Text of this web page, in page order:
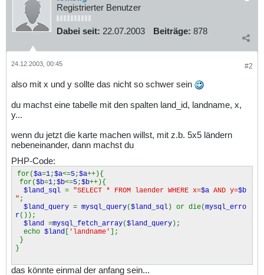
Registrierter Benutzer
Dabei seit: 22.07.2003 Beiträge: 878
#2
24.12.2003, 00:45
also mit x und y sollte das nicht so schwer sein
du machst eine tabelle mit den spalten land_id, landname, x,
y...
wenn du jetzt die karte machen willst, mit z.b. 5x5 ländern
nebeneinander, dann machst du
PHP-Code:
for($a=1;$a<=5;$a++){
for($b=1;$b<=5;$b++){
$land_sql = "SELECT * FROM laender WHERE x=$a AND y=$b
" ;
$land_query = mysql_query($land_sql) or die(mysql_erro
r());
$land =mysql_fetch_array($land_query);
echo $land [ 'landname' ];
}
}
das könnte einmal der anfang sein...